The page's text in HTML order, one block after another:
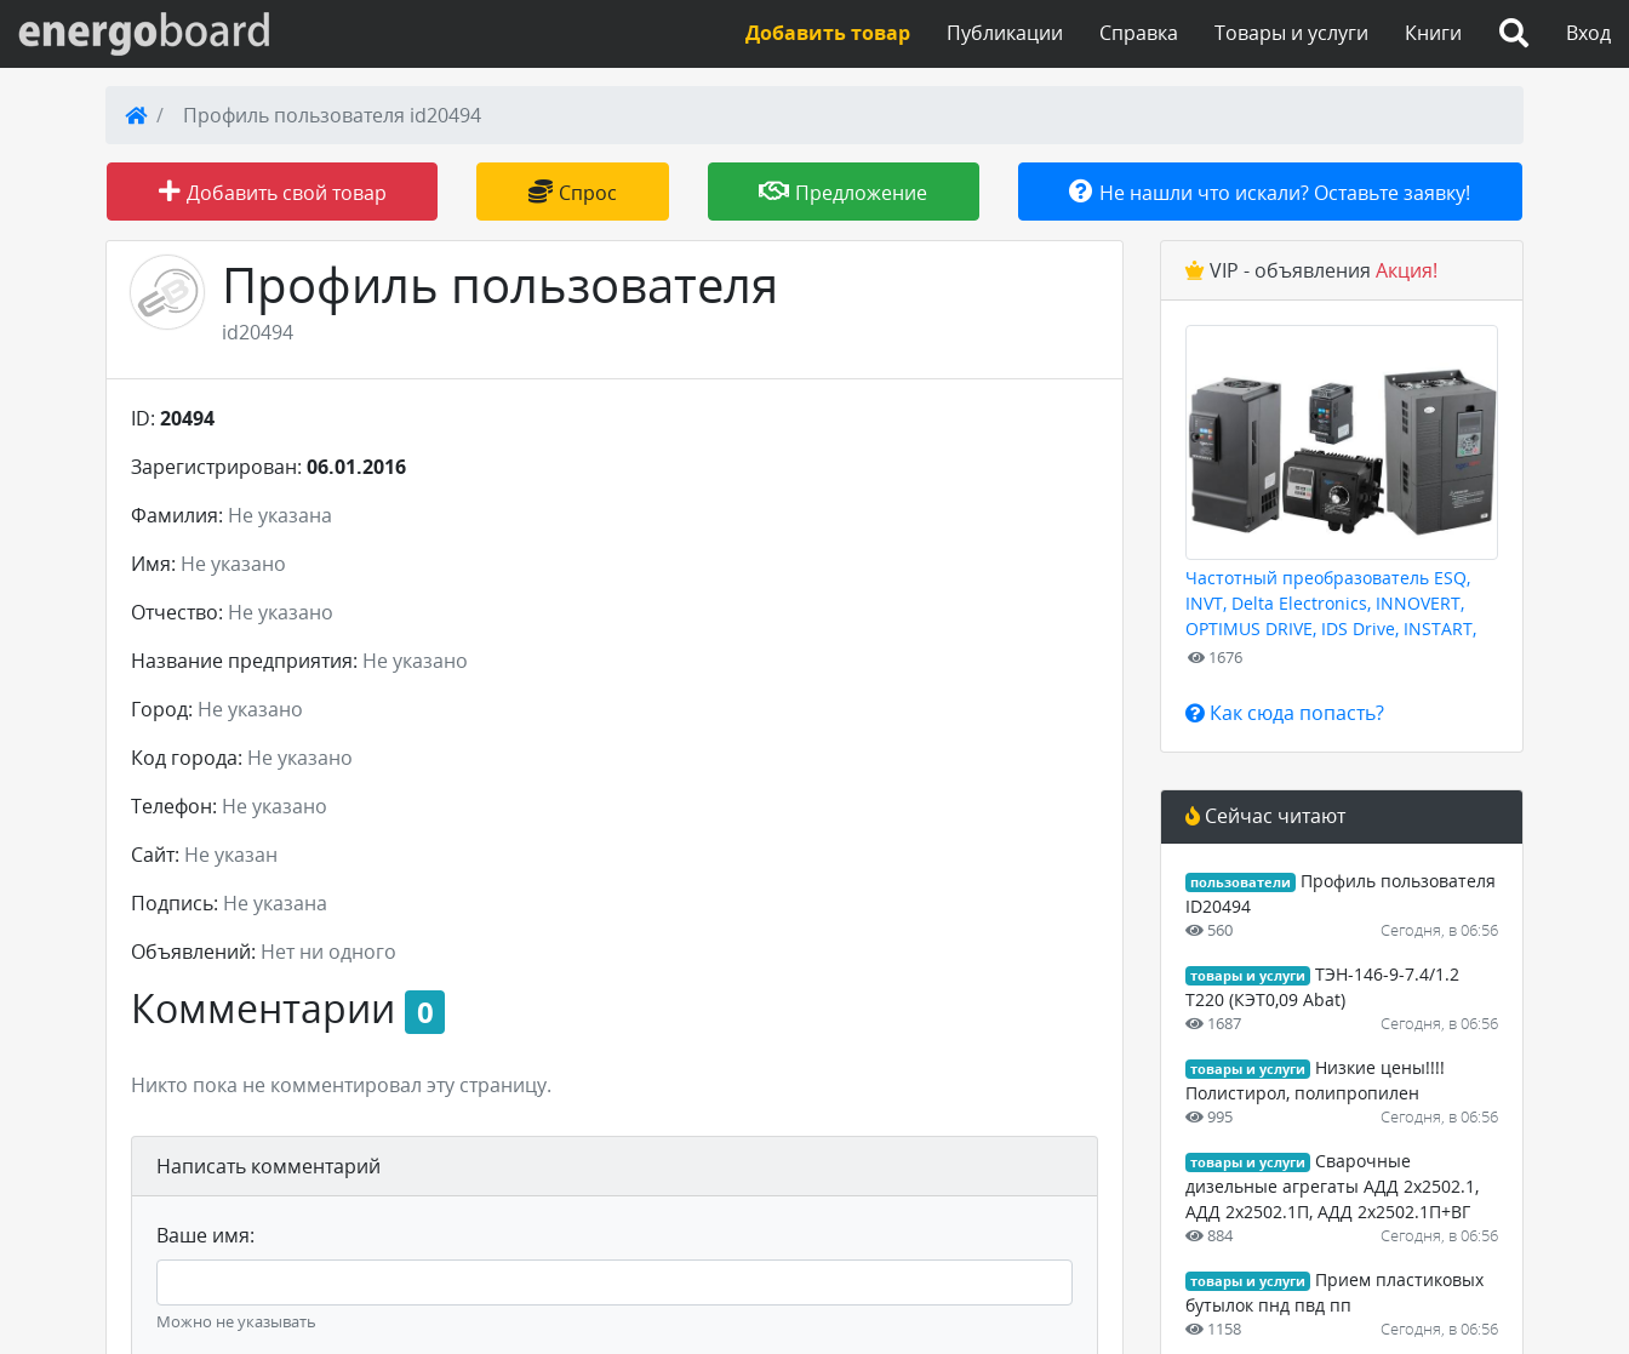
Вход на сайт
Поиск по сайту
Публикации
Справка
Товары и услуги
Добавить товар или услугу
Вход
Книги
Товары и услуги
Справка
Публикации
Добавить товар
Профиль пользователя id20494
Добавить свой товар Спрос Предложение Не нашли что искали? Оставьте заявку!
Профиль пользователя
id20494
ID: 20494
Зарегистрирован: 06.01.2016
Фамилия: Не указана
Имя: Не указано
Отчество: Не указано
Название предприятия: Не указано
Город: Не указано
Код города: Не указано
Телефон: Не указано
Сайт: Не указан
Подпись: Не указана
Объявлений: Нет ни одного
Комментарии 0
Никто пока не комментировал эту страницу.
Написать комментарий
Ваше имя:
Можно не указывать
VIP - объявления Акция!
Частотный преобразователь ESQ,
INVT, Delta Electronics, INNOVERT,
OPTIMUS DRIVE, IDS Drive, INSTART,
HYUNDAI для любых задач
1676
Как сюда попасть?
Сейчас читают
пользователи
Профиль пользователя
ID20494
560 Сегодня, в 06:56
товары и услуги
ТЭН-146-9-7.4/1.2
Т220 (КЭТ0,09 Abat)
1687 Сегодня, в 06:56
товары и услуги
Низкие цены!!!!
Полистирол, полипропилен
995 Сегодня, в 06:56
товары и услуги
Сварочные
дизельные агрегаты АДД 2х2502.1,
АДД 2х2502.1П, АДД 2х2502.1П+ВГ
884 Сегодня, в 06:56
товары и услуги
Прием пластиковых
бутылок пнд пвд пп
1158 Сегодня, в 06:56